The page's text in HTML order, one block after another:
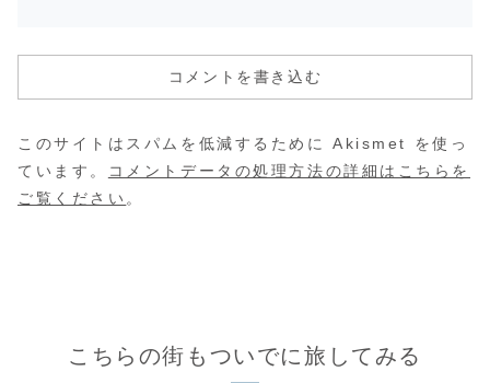
コメントを書き込む
このサイトはスパムを低減するために Akismet を使っ
ています。
コメントデータの処理方法の詳細はこちらを
ご覧ください 。
こちらの街もついでに旅してみる